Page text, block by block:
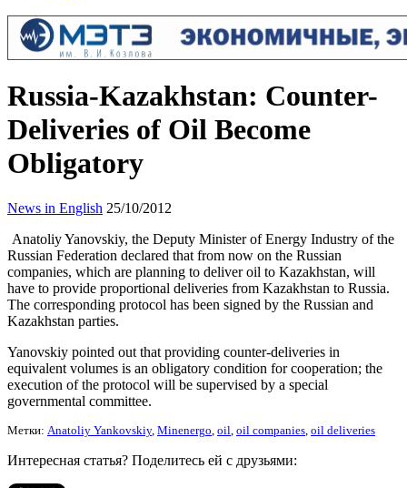
Russia-Kazakhstan: Counter-
Deliveries of Oil Become
Obligatory
News in English 25/10/2012
Anatoliy Yanovskiy, the Deputy Minister of Energy Industry of the
Russian Federation declared that from now on the Russian
companies, which are planning to deliver oil to Kazakhstan, will
have to provide proportional deliveries from Kazakhstan to Russia.
The corresponding protocol has been signed by the Russian and
Kazakhstan parties.
Yanovskiy pointed out that providing counter-deliveries in
equivalent volumes is an obligatory condition for cooperation; the
execution of the protocol will be supervised by a special
governmental committee.
Метки: Anatoliy Yankovskiy, Minenergo, oil, oil companies, oil deliveries
Интересная статья? Поделитесь ей с друзьями: